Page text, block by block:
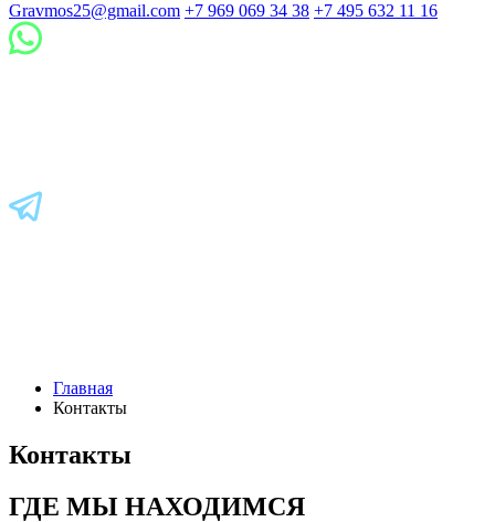
Gravmos25@gmail.com +7 969 069 34 38 +7 495 632 11 16
Главная
Контакты
Контакты
ГДЕ МЫ НАХОДИМСЯ